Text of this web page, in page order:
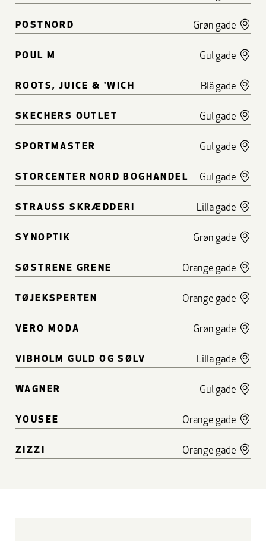
POSTNORD Grøn gade
POUL M Gul gade
ROOTS, JUICE & 'WICH Blå gade
SKECHERS OUTLET Gul gade
SPORTMASTER Gul gade
STORCENTER NORD BOGHANDEL Gul gade
STRAUSS SKRÆDDERI Lilla gade
SYNOPTIK Grøn gade
SØSTRENE GRENE Orange gade
TØJEKSPERTEN Orange gade
VERO MODA Grøn gade
VIBHOLM GULD OG SØLV Lilla gade
WAGNER Gul gade
YOUSEE Orange gade
ZIZZI Orange gade